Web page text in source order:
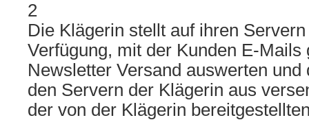
2
Die Klägerin stellt auf ihren
Verfügung, mit der Kunden E-Mails
Newsletter Versand auswerten
den Servern der Klägerin aus
der von der Klägerin